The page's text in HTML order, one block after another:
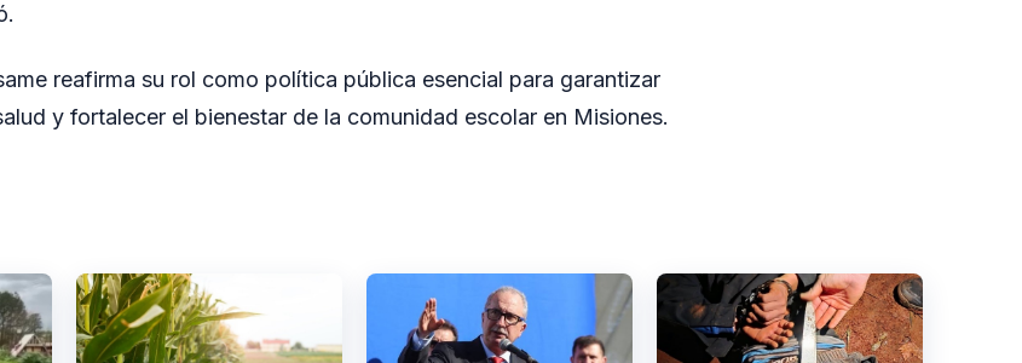
reafirma su rol como política pública esencial para garantizar
y fortalecer el bienestar de la comunidad escolar en Misiones.